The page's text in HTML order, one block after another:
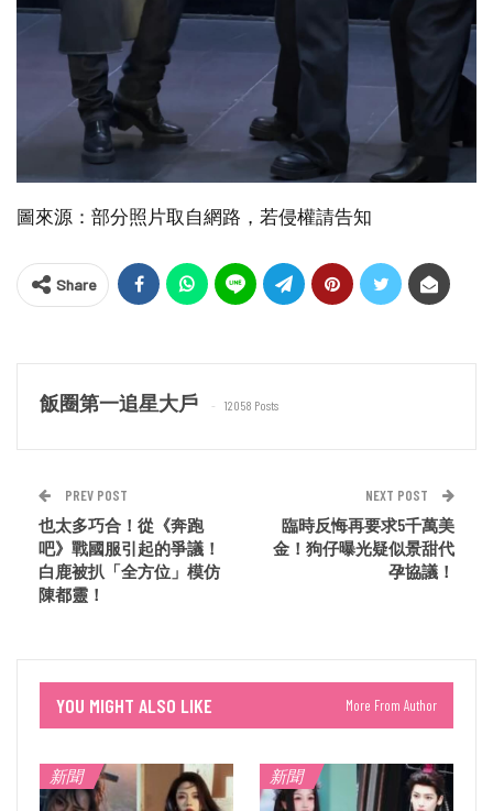
圖來源：部分照片取自網路，若侵權請告知
Share
飯圈第一追星大戶 12058 Posts
PREV POST
也太多巧合！從《奔跑
吧》戰國服引起的爭議！
白鹿被扒「全方位」模仿
陳都靈！
NEXT POST
臨時反悔再要求5千萬美
金！狗仔曝光疑似景甜代
孕協議！
YOU MIGHT ALSO LIKE More From Author
新聞 新聞